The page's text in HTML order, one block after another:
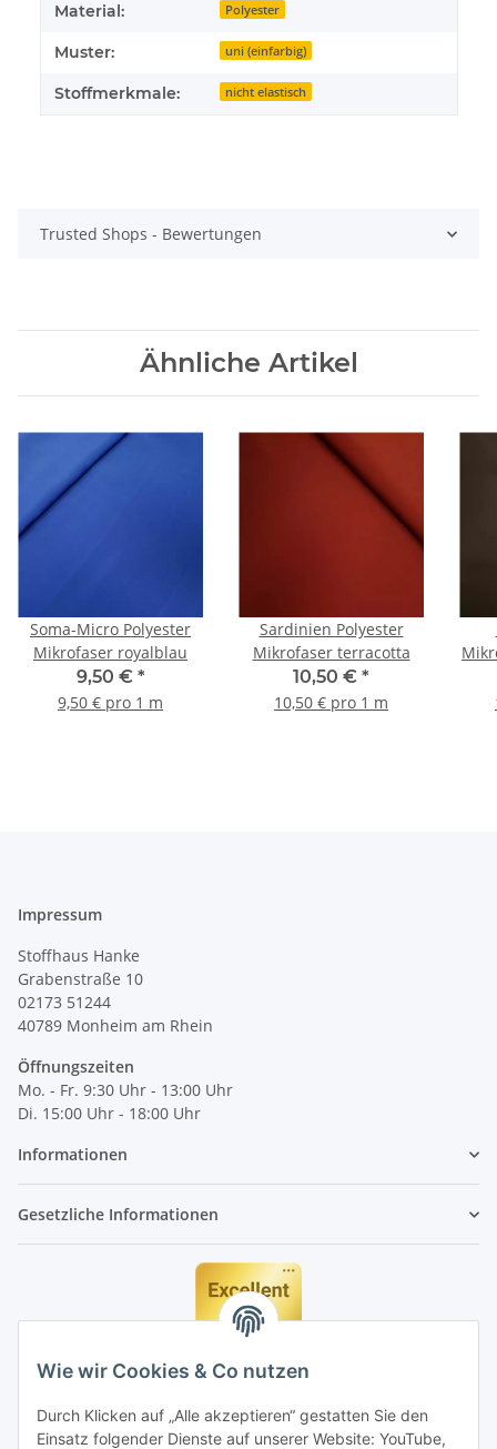
Wie wir Cookies & Co nutzen
Durch Klicken auf „Alle akzeptieren“ gestatten Sie den
Einsatz folgender Dienste auf unserer Website: YouTube,
Material: Polyester
Muster: uni (einfarbig)
Stoffmerkmale: nicht elastisch
Trusted Shops - Bewertungen
Ähnliche Artikel
Soma-Micro Polyester
Mikrofaser royalblau
9,50 € *
9,50 € pro 1 m
Sardinien Polyester
Mikrofaser terracotta
10,50 € *
10,50 € pro 1 m
Impressum
Stoffhaus Hanke
Grabenstraße 10
02173 51244
40789 Monheim am Rhein
Öffnungszeiten
Mo. - Fr. 9:30 Uhr - 13:00 Uhr
Di. 15:00 Uhr - 18:00 Uhr
Informationen
Gesetzliche Informationen